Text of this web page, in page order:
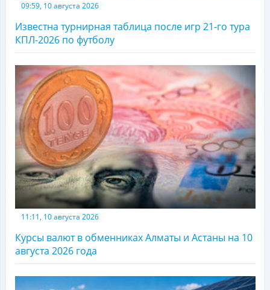
09:59, 10 августа 2026
Известна турнирная таблица после игр 21-го тура
КПЛ-2026 по футболу
11:11, 10 августа 2026
Курсы валют в обменниках Алматы и Астаны на 10
августа 2026 года